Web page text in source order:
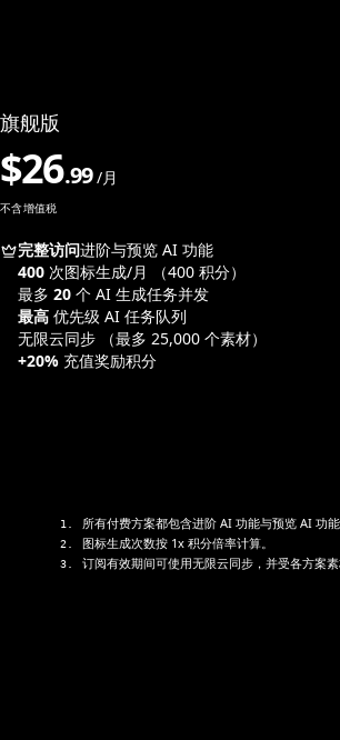
旗舰版
$26.99 /月
不含增值税
完整访问进阶与预览 AI 功能
400 次图标生成/月
（400 积分）
最多 20 个 AI 生成任务并发
最高 优先级 AI 任务队列
无限云同步
（最多 25,000 个素材）
+20% 充值奖励积分
1 所有付费方案都包含进阶 AI 功能与预览 AI 功能
2 图标生成次数按 1x 积分倍率计算。
3 订阅有效期间可使用无限云同步，并受各方案素